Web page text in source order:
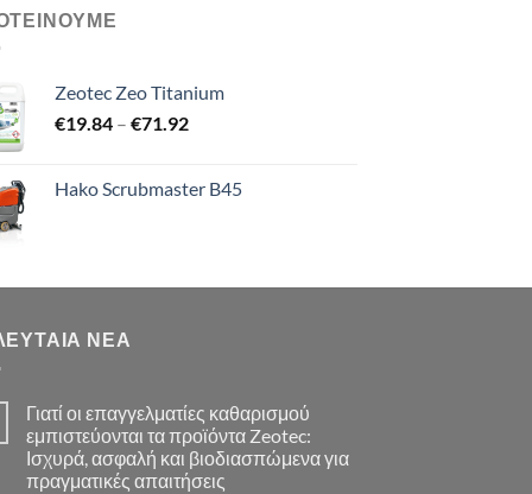
Zeotec Zeo Titanium
€19.84 – €71.92Price
through
Hako Scrubmaster B45
ΝΈΑ
Γιατί οι επαγγελματίες καθαρισμού
εμπιστεύονται τα προϊόντα Zeotec:
Ισχυρά, ασφαλή και βιοδιασπώμενα για
πραγματικές απαιτήσεις